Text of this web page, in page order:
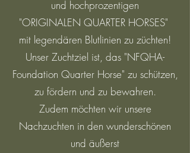
und hochprozentigen
"ORIGINALEN QUARTER HORSES"
mit legendären Blutlinien zu züchten!
Unser Zuchtziel ist, das "NFQHA-
Foundation Quarter Horse" zu schützen,
zu fördern und zu bewahren.
Zudem möchten wir unsere
Nachzuchten in den wunderschönen
und äußerst